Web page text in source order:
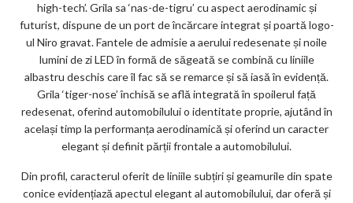
high-tech’. Grila sa ‘nas-de-tigru’ cu aspect aerodinamic și
futurist, dispune de un port de încărcare integrat și poartă logo-
ul Niro gravat. Fantele de admisie a aerului redesenate și noile
lumini de zi LED în formă de săgeată se combină cu liniile
albastru deschis care îl fac să se remarce și să iasă în evidență.
Grila ‘tiger-nose’ închisă se află integrată în spoilerul față
redesenat, oferind automobilului o identitate proprie, ajutând în
același timp la performanța aerodinamică și oferind un caracter
elegant și definit părții frontale a automobilului.
Din profil, caracterul oferit de liniile subțiri și geamurile din spate
conice evidențiază apectul elegant al automobilului, dar oferă și